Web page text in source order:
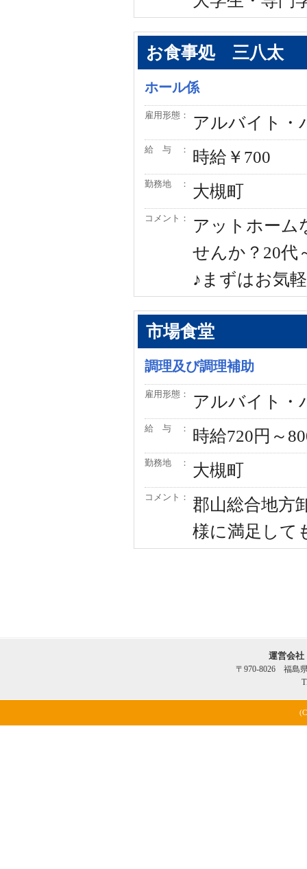
お食事処 三八太
ホール係
雇用形態： アルバイト・
給 与 ： 時給￥700
勤務地 ： 大槻町
コメント：
アットホーム
せんか？20代
♪まずはお気
市場食堂
調理及び調理補助
雇用形態： アルバイト・
給 与 ： 時給720円～
勤務地 ： 大槻町
コメント：
郡山総合地方
様に満足して
運営会
〒970-8026 福島